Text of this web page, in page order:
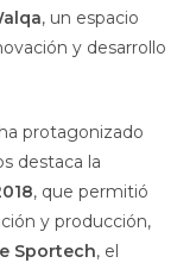
, un espacio
y desarrollo
protagonizado
destaca la
, que permitió
y producción,
Sportech, el